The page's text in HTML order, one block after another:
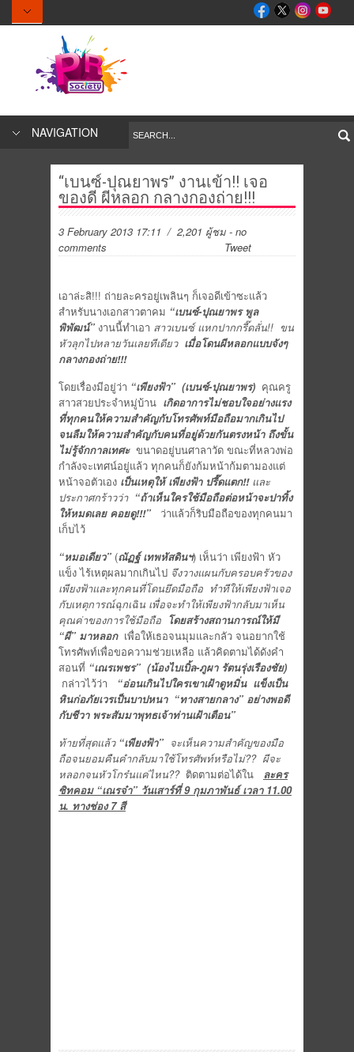
NAVIGATION
“เบนซ์-ปุณยาพร” งานเข้า!! เจอ
ของดี ผีหลอก กลางกองถ่าย!!!
3 February 2013 17:11 / 2,201 ผู้ชม - no
comments
Tweet
เอาล่ะสิ!!! ถ่ายละครอยู่เพลินๆ ก็เจอดีเข้าซะแล้ว
สำหรับนางเอกสาวตาคม “เบนซ์-ปุณยาพร พูล
พิพัฒน์” งานนี้ทำเอา สาวเบนซ์ แหกปากกรี๊ดลั่น!! ขน
หัวลุกไปหลายวันเลยทีเดียว เมื่อโดนผีหลอกแบบจังๆ
กลางกองถ่าย!!!
โดยเรื่องมีอยู่ว่า “เพียงฟ้า” (เบนซ์-ปุณยาพร) คุณครู
สาวสวยประจำหมู่บ้าน เกิดอาการไม่ชอบใจอย่างแรง
ที่ทุกคนให้ความสำคัญกับโทรศัพท์มือถือมากเกินไป
จนลืมให้ความสำคัญกับคนที่อยู่ด้วยกันตรงหน้า ถึงขั้น
ไม่รู้จักกาลเทศะขนาดอยู่บนศาลาวัด ขณะที่หลวงพ่อ
กำลังจะเทศน์อยู่แล้ว ทุกคนก็ยังก้มหน้าก้มตามองแต่
หน้าจอตัวเอง เป็นเหตุให้ เพียงฟ้า ปรี๊ดแตก!!และ
ประกาศกร้าวว่า “ถ้าเห็นใครใช้มือถือต่อหน้าจะปาทิ้ง
ให้หมดเลย คอยดู!!!” ว่าแล้วก็ริบมือถือของทุกคนมา
เก็บไว้
“หมอเดียว” (ณัฏฐ์ เทพหัสดินฯ) เห็นว่า เพียงฟ้า หัว
แข็ง ไร้เหตุผลมากเกินไป จึงวางแผนกับครอบครัวของ
เพียงฟ้าและทุกคนที่โดนยึดมือถือ ทำทีให้เพียงฟ้าเจอ
กับเหตุการณ์ฉุกเฉิน เพื่อจะทำให้เพียงฟ้ากลับมาเห็น
คุณค่าของการใช้มือถือ โดยสร้างสถานการณ์ให้มี
“ผี” มาหลอกเพื่อให้เธอจนมุมและกลัว จนอยากใช้
โทรศัพท์เพื่อขอความช่วยเหลือ แล้วคิดตามได้ดังคำ
สอนที่ “เณรเพชร” (น้องไบเบิ้ล-ภูผา รัตนรุ่งเรืองชัย)
กล่าวไว้ว่า
“อ่อนเกินไปใครเขาเฝ้าดูหมิ่น แข็งเป็น
หินก่อภัยเวรเป็นบาปหนา “ทางสายกลาง” อย่างพอดี
กับชีวา พระสัมมาพุทธเจ้าท่านเฝ้าเตือน”
ท้ายที่สุดแล้ว “เพียงฟ้า” จะเห็นความสำคัญของมือ
ถือจนยอมคืนคำกลับมาใช้โทรศัพท์หรือไม่?? ผีจะ
หลอกจนหัวโกร๋นแค่ไหน??ติดตามต่อได้ใน ละคร
ซิทคอม “เณรจ๋า” วันเสาร์ที่ 9 กุมภาพันธ์ เวลา 11.00
น. ทางช่อง 7 สี